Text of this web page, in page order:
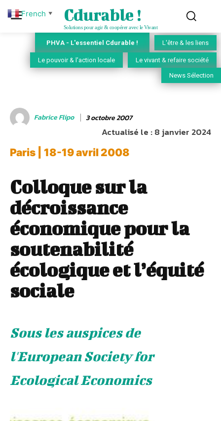
Cdurable !
Solutions pour agir & coopérer avec le Vivant
PHVA - L'essentiel Cdurable ! L'être & les liens
Le pouvoir & l'action locale Le vivant & refaire société
News Sélection
Fabrice Flipo 3 octobre 2007
Actualisé le :8 janvier 2024
Paris | 18-19 avril 2008
Colloque sur la
décroissance
économique pour la
soutenabilité
écologique et l’équité
sociale
Sous les auspices de
l'European Society for
Ecological Economics
French ▼